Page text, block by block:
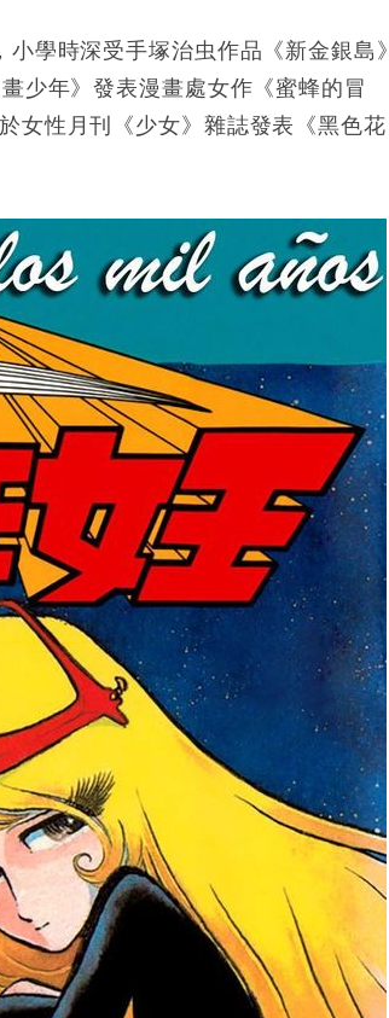
學時深受手塚治虫作品《新金銀島》
少年》發表漫畫處女作《蜜蜂的冒
女性月刊《少女》雜誌發表《黑色花